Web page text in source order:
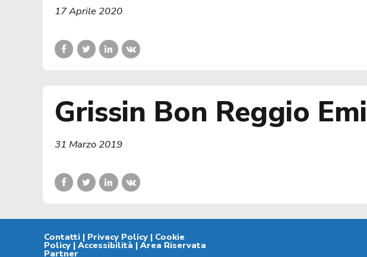
17 Aprile 2020
Grissin Bon Reggio
31 Marzo 2019
Contatti| Privacy Policy| Cookie
Policy| Accessibilità | Area Riservata
Partner